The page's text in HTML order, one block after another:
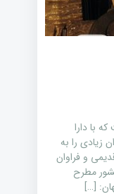
با دارا
زیادی را به
و فراوان
مطرح
[…]